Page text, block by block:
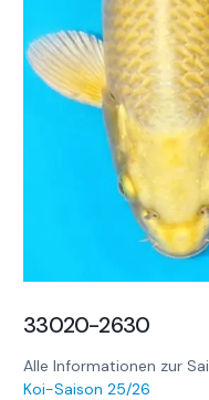
33020-2630
Alle Informationen zur
Koi-Saison 25/26